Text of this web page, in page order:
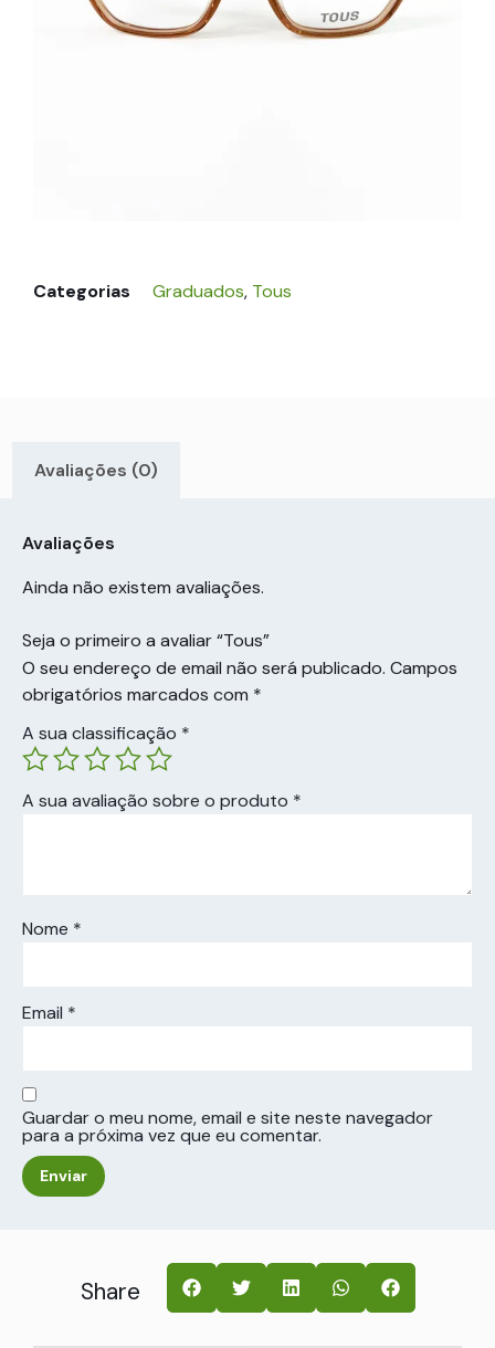
Categorias Graduados, Tous
Avaliações (0)
Avaliações
Ainda não existem avaliações.
Seja o primeiro a avaliar “Tous”
O seu endereço de email não será publicado. Campos
obrigatórios marcados com *
A sua classificação *
A sua avaliação sobre o produto *
Nome *
Email *
Guardar o meu nome, email e site neste navegador
para a próxima vez que eu comentar.
Share